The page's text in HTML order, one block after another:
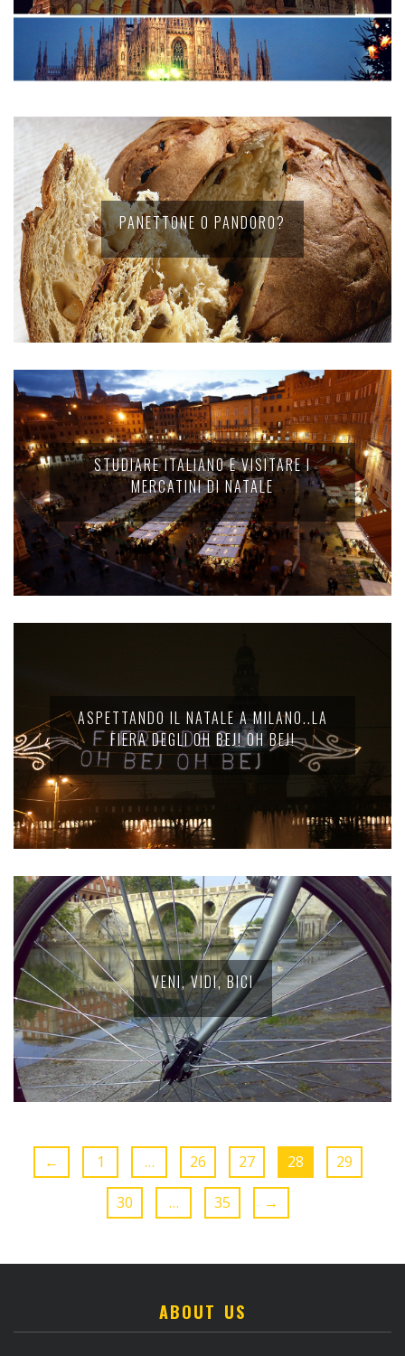
PANETTONE O PANDORO?
STUDIARE ITALIANO E VISITARE I
MERCATINI DI NATALE
ASPETTANDO IL NATALE A MILANO..LA
FIERA DEGLI OH BEJ! OH BEJ!
VENI, VIDI, BICI
← 1 … 26 27 28 29
30 … 35 →
ABOUT US